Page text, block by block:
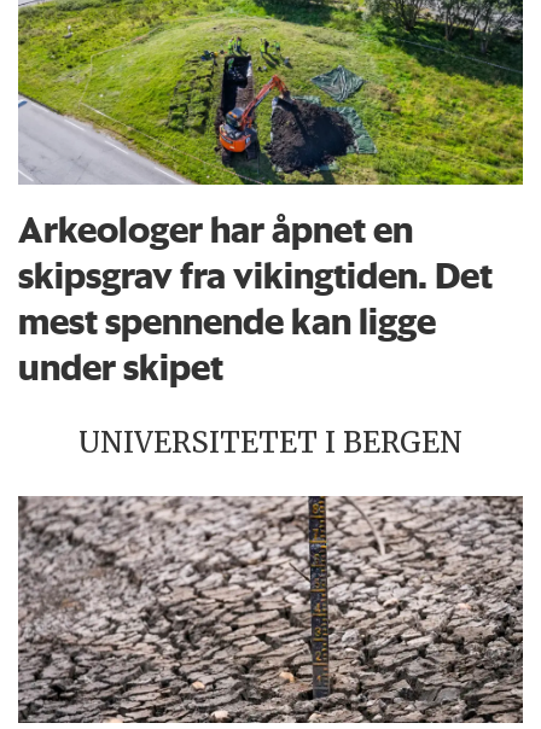
Arkeologer har åpnet en
skipsgrav fra vikingtiden. Det
mest spennende kan ligge
under skipet
UNIVERSITETET I BERGEN